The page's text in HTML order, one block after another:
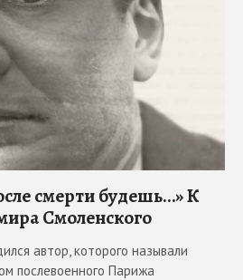
смерти будешь…» К
Смоленского
автор, которого называли
послевоенного Парижа